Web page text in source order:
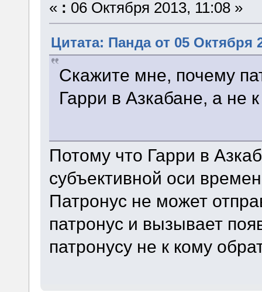
« : 06 Октября 2013, 11:08 »
Цитата: Панда от 05 Октября
Скажите мне, почему
Гарри в Азкабане, а не
Потому что Гарри в
субъективной оси
Патронус не может
патронус и вызывает
патронусу не к кому